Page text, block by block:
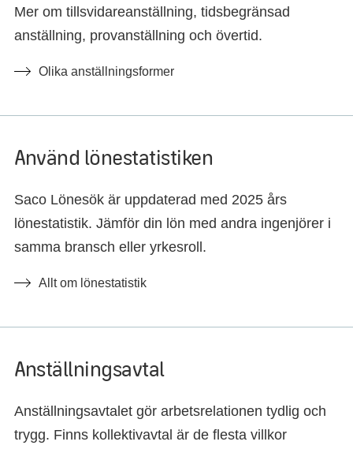
Mer om tillsvidareanställning, tidsbegränsad
anställning, provanställning och övertid.
Olika anställningsformer
Använd lönestatistiken
Saco Lönesök är uppdaterad med 2025 års
lönestatistik. Jämför din lön med andra ingenjörer i
samma bransch eller yrkesroll.
Allt om lönestatistik
Anställningsavtal
Anställningsavtalet gör arbetsrelationen tydlig och
trygg. Finns kollektivavtal är de flesta villkor